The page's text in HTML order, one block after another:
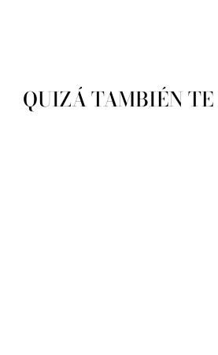
QUIZÁ TAMBIÉN TE